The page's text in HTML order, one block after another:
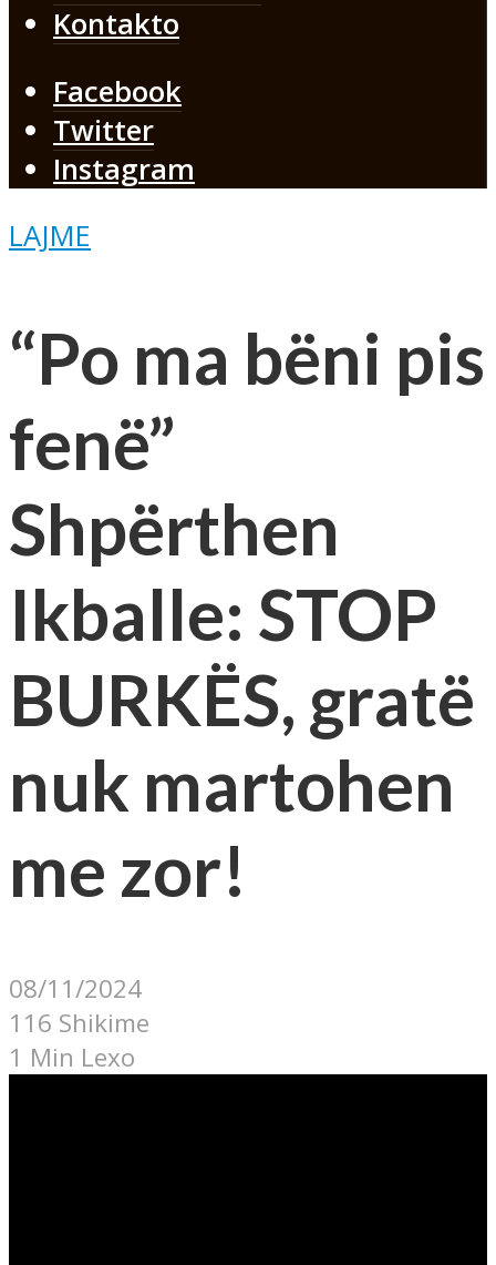
Kontakto
Facebook
Twitter
Instagram
LAJME
“Po ma bëni pis
fenë”
Shpërthen
Ikballe: STOP
BURKËS, gratë
nuk martohen
me zor!
08/11/2024
116 Shikime
1 Min Lexo